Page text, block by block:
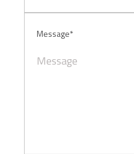
Message*